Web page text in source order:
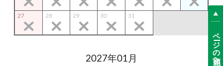
27 28 29 30 31
2027年01月 ページの先頭へ